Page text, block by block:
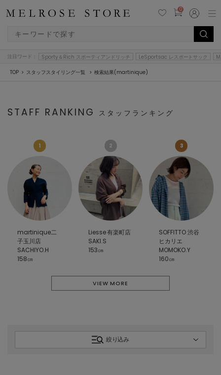
0
注目ワード： Sporty＆Rich スポーティアンドリッチ LeSportsac レスポートサック
TOP スタッフスタイリング一覧 検索結果(martinique)
STAFF RANKING スタッフランキング
1
martinique二
子玉川店
SACHIYO.H
158㎝
2
Liesse 有楽町店
SAKI.S
153㎝
3
SOFFITTO 渋谷
ヒカリエ
MOMOKO.Y
160㎝
VIEW MORE
絞り込み